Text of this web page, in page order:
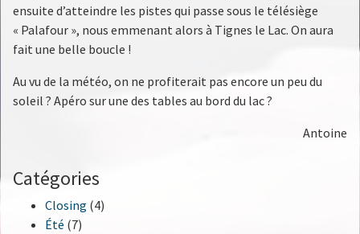
ensuite d’atteindre les pistes qui passe sous le télésiège
« Palafour », nous emmenant alors à Tignes le Lac. On aura
fait une belle boucle !
Au vu de la météo, on ne profiterait pas encore un peu du
soleil ? Apéro sur une des tables au bord du lac ?
Antoine
Catégories
Closing (4)
Été (7)